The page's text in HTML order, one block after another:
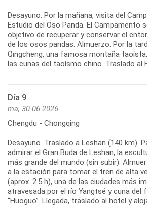
Desayuno. Por la mañana, visita del
Estudio del Oso Panda. El Campamento
objetivo de recuperar y conservar el
de los osos pandas. Almuerzo. Por la
Qingcheng, una famosa montaña
Día 9
ma, 30.06.2026
Chengdu - Chongqing
Desayuno. Traslado a Leshan (140 km).
admirar el Gran Buda de Leshan, la
más grande del mundo (sin subir).
a la estación para tomar el tren de alta
(aprox. 2.5 h), una de las ciudades más
atravesada por el río Yangtsé y cuna
“Huoguo”. Llegada, traslado al hotel y